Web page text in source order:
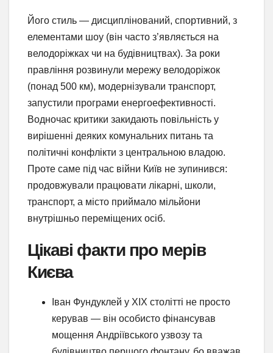
Його стиль — дисциплінований, спортивний, з
елементами шоу (він часто з’являється на
велодоріжках чи на будівництвах). За роки
правління розвинули мережу велодоріжок
(понад 500 км), модернізували транспорт,
запустили програми енергоефективності.
Водночас критики закидають повільність у
вирішенні деяких комунальних питань та
політичні конфлікти з центральною владою.
Проте саме під час війни Київ не зупинився:
продовжували працювати лікарні, школи,
транспорт, а місто приймало мільйони
внутрішньо переміщених осіб.
Цікаві факти про мерів
Києва
Іван Фундуклей у XIX столітті не просто
керував — він особисто фінансував
мощення Андріївського узвозу та